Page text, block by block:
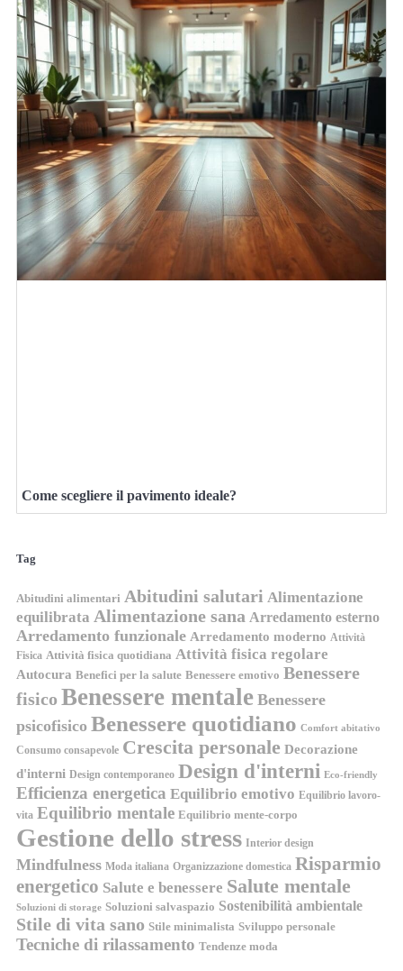
Come scegliere il pavimento ideale?
Tag
Abitudini alimentari Abitudini salutari Alimentazione
equilibrata Alimentazione sana Arredamento esterno
Arredamento funzionale Arredamento moderno Attività
Fisica Attività fisica quotidiana Attività fisica regolare
Autocura Benefici per la salute Benessere emotivo Benessere
fisico Benessere mentale Benessere
psicofisico Benessere quotidiano Comfort abitativo
Consumo consapevole Crescita personale Decorazione
d'interni Design contemporaneo Design d'interni Eco-friendly
Efficienza energetica Equilibrio emotivo Equilibrio lavoro-
vita Equilibrio mentale Equilibrio mente-corpo
Gestione dello stress Interior design
Mindfulness Moda italiana Organizzazione domestica Risparmio
energetico Salute e benessere Salute mentale
Soluzioni di storage Soluzioni salvaspazio Sostenibilità ambientale
Stile di vita sano Stile minimalista Sviluppo personale
Tecniche di rilassamento Tendenze moda